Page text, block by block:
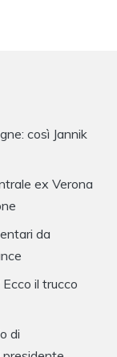
così Jannik
ex Verona
da
il trucco
di